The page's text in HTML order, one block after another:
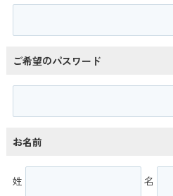
ご希望のパスワード
お名前
姓 名